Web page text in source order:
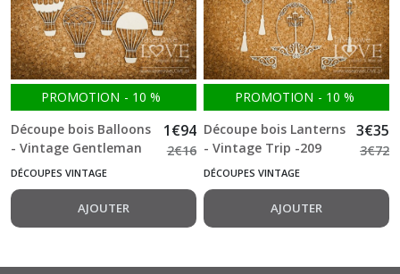
PROMOTION - 10 %
Découpe bois Balloons
- Vintage Gentleman
-167
1€94
2€16
DÉCOUPES VINTAGE
AJOUTER
PROMOTION - 10 %
Découpe bois Lanterns
- Vintage Trip -209
3€35
3€72
DÉCOUPES VINTAGE
AJOUTER